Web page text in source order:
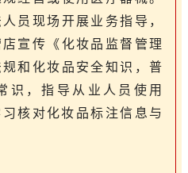
员现场开展业务指导，
宣传《化妆品监督管理
和化妆品安全知识，普
识，指导从业人员使用
核对化妆品标注信息与